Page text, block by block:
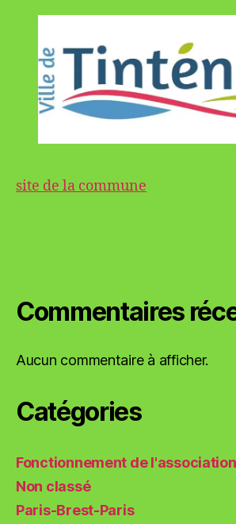
site de la commune
Commentaires
Aucun commentaire à afficher.
Catégories
Fonctionnement de l'association
Non classé
Paris-Brest-Paris